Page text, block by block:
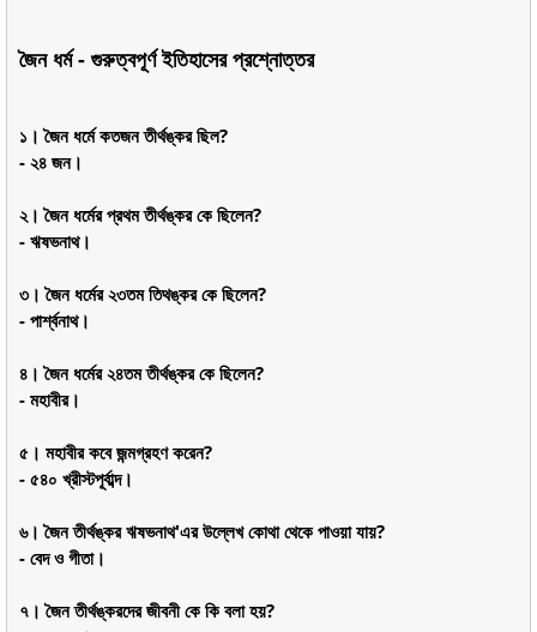
জৈন ধর্ম - গুরুত্বপূর্ণ ইতিহাসের প্রশ্নোত্তর
১। জৈন ধর্মে কতজন তীর্থঙ্কর ছিল?
- ২৪ জন।
২। জৈন ধর্মের প্রথম তীর্থঙ্কর কে ছিলেন?
- ঋষভনাথ।
৩। জৈন ধর্মের ২৩তম তিথঙ্কর কে ছিলেন?
- পার্শ্বনাথ।
৪। জৈন ধর্মের ২৪তম তীর্থঙ্কর কে ছিলেন?
- মহাবীর।
৫। মহাবীর কবে জন্মগ্রহণ করেন?
- ৫৪০ খ্রীস্টপূর্বাব্দ।
৬। জৈন তীর্থঙ্কর ঋষভনাথ'এর উল্লেখ কোথা থেকে পাওয়া যায়?
- বেদ ও গীতা।
৭। জৈন তীর্থঙ্করদের জীবনী কে কি বলা হয়?